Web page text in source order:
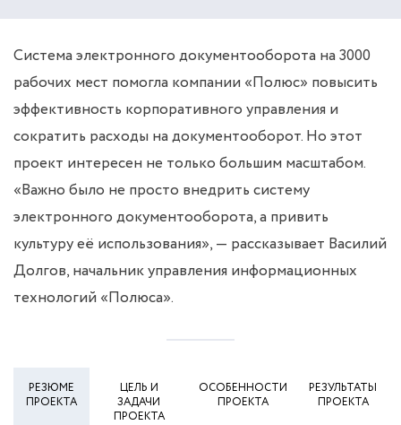
Система электронного документооборота на 3000
рабочих мест помогла компании «Полюс» повысить
эффективность корпоративного управления и
сократить расходы на документооборот. Но этот
проект интересен не только большим масштабом.
«Важно было не просто внедрить систему
электронного документооборота, а привить
культуру её использования», — рассказывает Василий
Долгов, начальник управления информационных
технологий «Полюса».
РЕЗЮМЕ
ПРОЕКТА
ЦЕЛЬ И
ЗАДАЧИ
ПРОЕКТА
ОСОБЕННОСТИ
ПРОЕКТА
РЕЗУЛЬТАТЫ
ПРОЕКТА